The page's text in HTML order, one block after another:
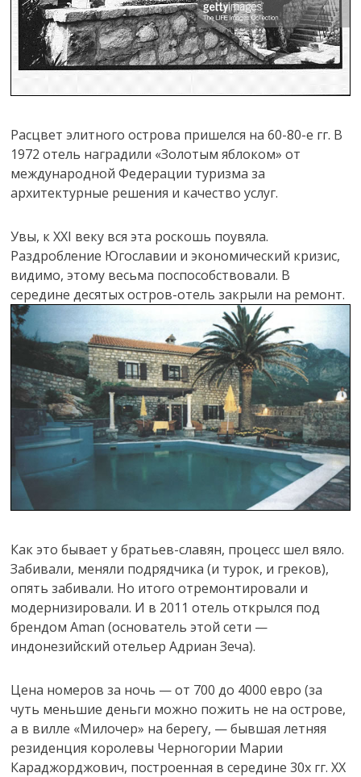
Расцвет элитного острова пришелся на 60-80-е гг. В
1972 отель наградили «Золотым яблоком» от
международной Федерации туризма за
архитектурные решения и качество услуг.
Увы, к XXI веку вся эта роскошь поувяла.
Раздробление Югославии и экономический кризис,
видимо, этому весьма поспособствовали. В
середине десятых остров-отель закрыли на ремонт.
Как это бывает у братьев-славян, процесс шел вяло.
Забивали, меняли подрядчика (и турок, и греков),
опять забивали. Но итого отремонтировали и
модернизировали. И в 2011 отель открылся под
брендом Aman (основатель этой сети —
индонезийский отельер Адриан Зеча).
Цена номеров за ночь — от 700 до 4000 евро (за
чуть меньшие деньги можно пожить не на острове,
а в вилле «Милочер» на берегу, — бывшая летняя
резиденция королевы Черногории Марии
Караджорджович, построенная в середине 30х гг. XX